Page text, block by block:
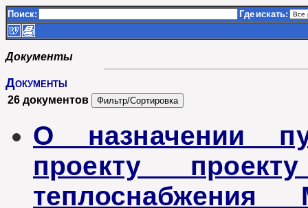
Поиск: Где искать:
Документы
Документы
26 документов
О назначении
проекту
теплоснабжения